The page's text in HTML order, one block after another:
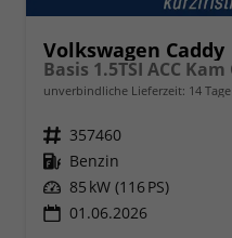
Volkswagen Caddy
Basis 1.5TSI ACC
unverbindliche Lieferzeit: 14 Tage
Fahrzeugnr. 357460
Kraftstoff Benzin
Leistung 85 kW (116 PS)
01.06.2026